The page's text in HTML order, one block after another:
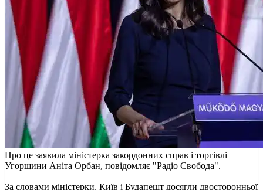
Про це заявила міністерка закордонних справ і торгівлі
Угорщини Аніта Орбан, повідомляє "Радіо Свобода".
За словами міністерки, Київ і Будапешт досягли двосторонньої